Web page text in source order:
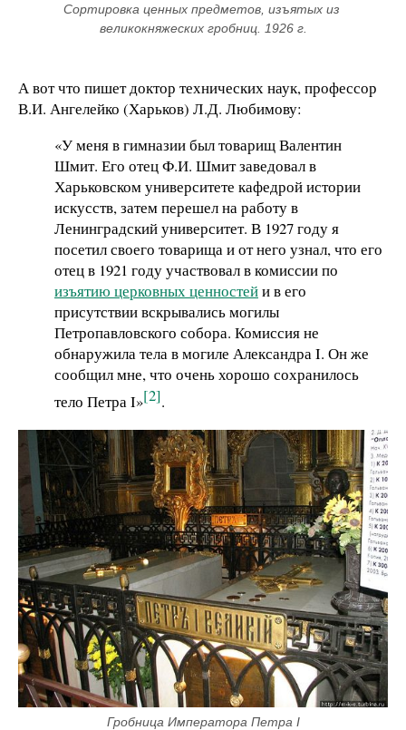
Сортировка ценных предметов, изъятых из
великокняжеских гробниц. 1926 г.
А вот что пишет доктор технических наук, профессор
В.И. Ангелейко (Харьков) Л.Д. Любимову:
«У меня в гимназии был товарищ Валентин
Шмит. Его отец Ф.И. Шмит заведовал в
Харьковском университете кафедрой истории
искусств, затем перешел на работу в
Ленинградский университет. В 1927 году я
посетил своего товарища и от него узнал, что его
отец в 1921 году участвовал в комиссии по
изъятию церковных ценностейи в его
присутствии вскрывались могилы
Петропавловского собора. Комиссия не
обнаружила тела в могиле Александра I. Он же
сообщил мне, что очень хорошо сохранилось
тело Петра I»[2].
Гробница Императора Петра I